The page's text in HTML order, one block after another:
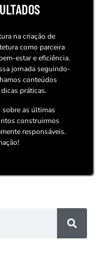
na criação de
como parceira
estar e eficiência.
jornada seguindo-
conteúdos
práticas.
as últimas
construirmos
responsáveis.